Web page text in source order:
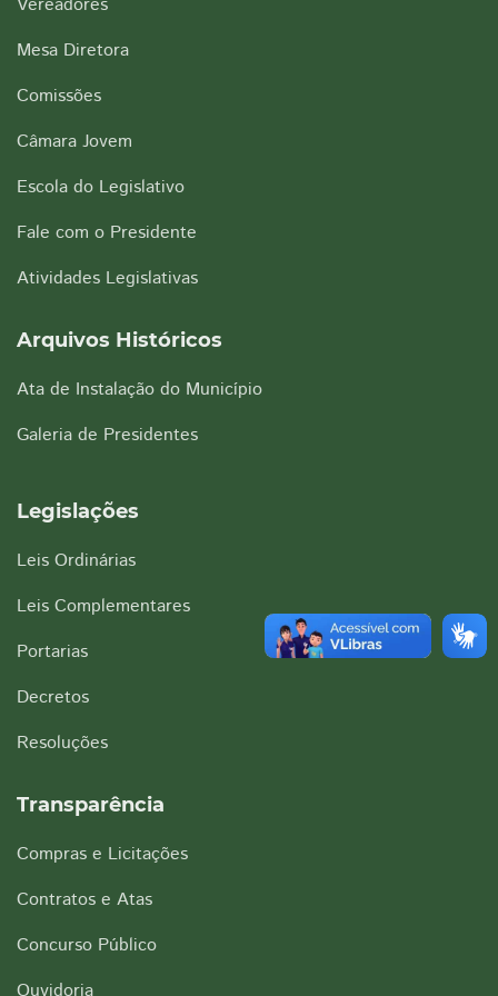
Mesa Diretora
Comissões
Câmara Jovem
Escola do Legislativo
Fale com o Presidente
Atividades Legislativas
Arquivos Históricos
Ata de Instalação do Município
Galeria de Presidentes
Legislações
Leis Ordinárias
Leis Complementares
Portarias
Decretos
Resoluções
Transparência
Compras e Licitações
Contratos e Atas
Concurso Público